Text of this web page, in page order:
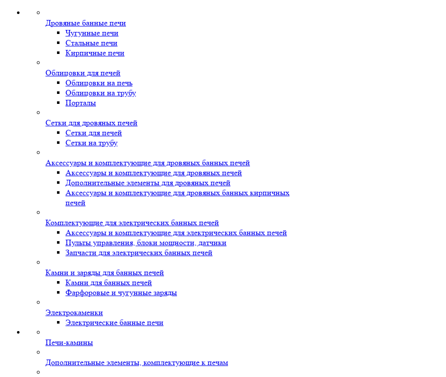
Дровяные банные печи
Чугунные печи
Стальные печи
Кирпичные печи
Облицовки для печей
Облицовки на печь
Облицовки на трубу
Порталы
Сетки для дровяных печей
Сетки для печей
Сетки на трубу
Аксессуары и комплектующие для дровяных банных печей
Аксессуары и комплектующие для дровяных печей
Дополнительные элементы для дровяных печей
Аксессуары и комплектующие для дровяных банных кирпичных
печей
Комплектующие для электрических банных печей
Аксессуары и комплектующие для электрических банных печей
Пульты управления, блоки мощности, датчики
Запчасти для электрических банных печей
Камни и заряды для банных печей
Камни для банных печей
Фарфоровые и чугунные заряды
Электрокаменки
Электрические банные печи
Печи-камины
Дополнительные элементы, комплектующие к печам